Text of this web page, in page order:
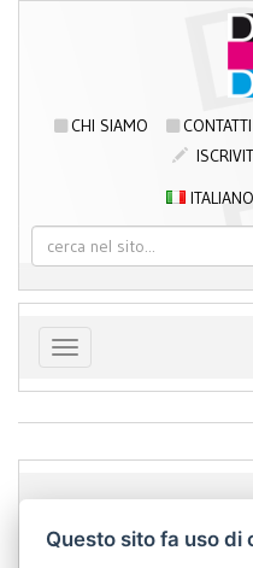
CHI SIAMO CONTATTI
ITALIANO
Toggle navigation
legale:Via Francesco
Questo sito fa uso di